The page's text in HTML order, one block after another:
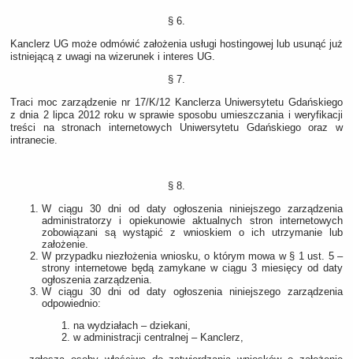
§ 6.
Kanclerz UG może odmówić założenia usługi hostingowej lub usunąć już
istniejącą z uwagi na wizerunek i interes UG.
§ 7.
Traci moc zarządzenie nr 17/K/12 Kanclerza Uniwersytetu Gdańskiego
z dnia 2 lipca 2012 roku w sprawie sposobu umieszczania i weryfikacji
treści na stronach internetowych Uniwersytetu Gdańskiego oraz w
intranecie.
§ 8.
W ciągu 30 dni od daty ogłoszenia niniejszego zarządzenia
administratorzy i opiekunowie aktualnych stron internetowych
zobowiązani są wystąpić z wnioskiem o ich utrzymanie lub
założenie.
W przypadku niezłożenia wniosku, o którym mowa w § 1 ust. 5 –
strony internetowe będą zamykane w ciągu 3 miesięcy od daty
ogłoszenia zarządzenia.
W ciągu 30 dni od daty ogłoszenia niniejszego zarządzenia
odpowiednio:
na wydziałach – dziekani,
w administracji centralnej – Kanclerz,